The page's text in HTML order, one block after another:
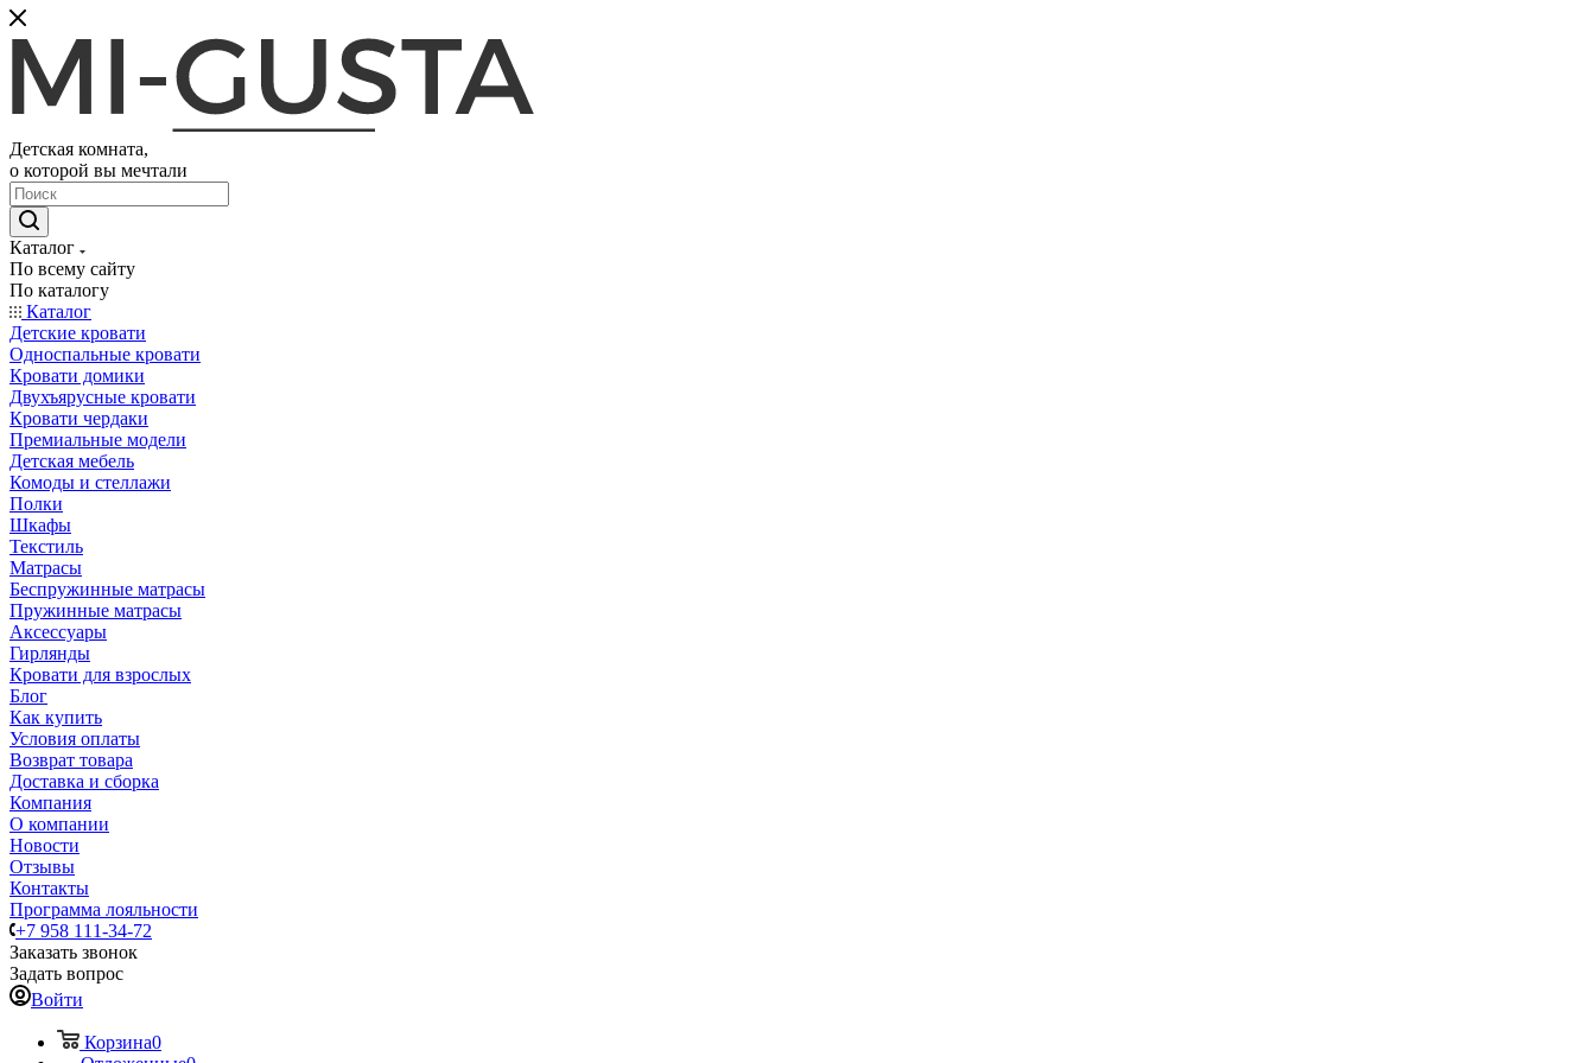
Детская комната,
о которой вы мечтали
Каталог
По всему сайту
По каталогу
Каталог
Детские кровати
Односпальные кровати
Кровати домики
Двухъярусные кровати
Кровати чердаки
Премиальные модели
Детская мебель
Комоды и стеллажи
Полки
Шкафы
Текстиль
Матрасы
Беспружинные матрасы
Пружинные матрасы
Аксессуары
Гирлянды
Кровати для взрослых
Блог
Как купить
Условия оплаты
Возврат товара
Доставка и сборка
Компания
О компании
Новости
Отзывы
Контакты
Программа лояльности
+7 958 111-34-72
Заказать звонок
Задать вопрос
Войти
Корзина0